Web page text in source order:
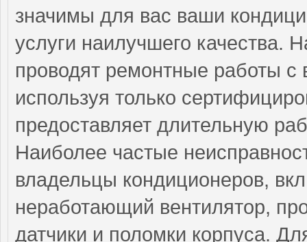
значимы для вас ваши
услуги наилучшего качества.
проводят ремонтные работы с
используя только
предоставляет длительную
Наиболее частые
владельцы кондиционеров,
неработающий вентилятор,
датчики и поломки корпуса.